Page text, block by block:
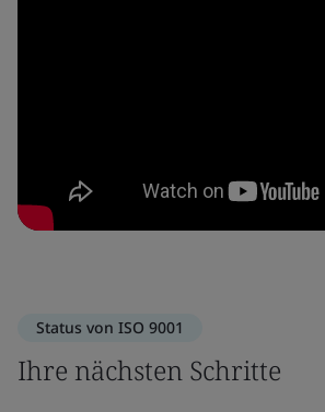
Status von ISO 9001
Ihre nächsten Schritte